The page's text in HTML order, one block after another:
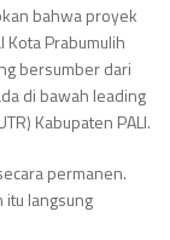
bahwa proyek
Kota Prabumulih
bersumber dari
di bawah leading
Kabupaten PALI.
permanen.
langsung